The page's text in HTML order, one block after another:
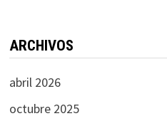
ARCHIVOS
abril 2026
octubre 2025